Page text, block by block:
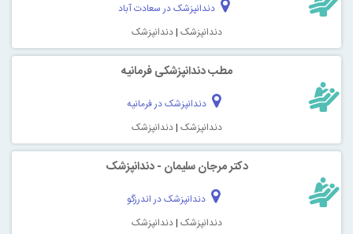
دندانپزشک در سعادت آباد
دندانپزشک |دندانپزشک
مطب دندانپزشکی فرمانیه
دندانپزشک در فرمانیه
دندانپزشک |دندانپزشک
دکتر مرجان سلیمان - دندانپزشک
دندانپزشک در اندرزگو
دندانپزشک |دندانپزشک